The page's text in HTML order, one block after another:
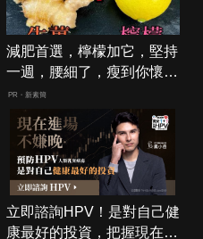
減肥首選，檸檬加它，堅持
一週，腰細了，瘦到你懷疑
人生
PR・新素簡
立即諮詢HPV！是對自己健
康最好的投資，把握現在不